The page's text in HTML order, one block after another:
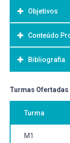
Objetivos
Objetivo Geral:
Capacitar o/a
gráfico de
analíticos que
Conteúdo
Bibliografia
Bibliografia
BRINGHURST,
versão 3.0. São
LUPTON, Ellen.
escritores,
Turmas Ofertadas
Turma
M1